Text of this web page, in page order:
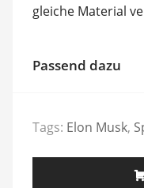
gleiche Material
Passend dazu
Tags: Elon Musk,